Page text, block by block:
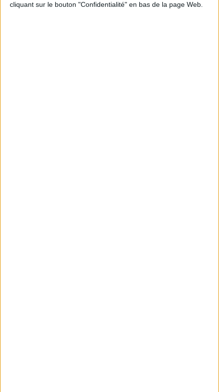
cliquant sur le bouton "Confidentialité" en bas de la page Web.